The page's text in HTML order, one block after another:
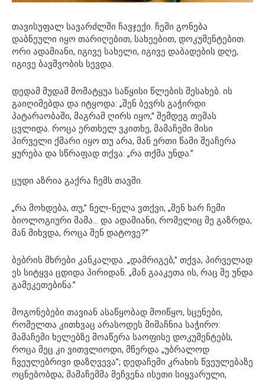
თავისუფალ სავარძლში ჩავჯექი. ჩემი გონება
დაბნეული იყო თარიღებით, სახეებით, დოკუმენტებით.
ორი ადამიანი, იგივე სახელი, იგივე დაბადების დღე,
იგივე ბავშვობის სევდა.
დედამ მუდამ მომატყუა საწყისი წლების შესახებ. ის
გაიღიმებდა და იტყოდა: „შენ ბევრს გაჭირდი
პატარაობაში, მაგრამ ღირს იყო,” შემდეგ თემას
ცვლიდა. როცა ერთხელ ვკითხე, მამაჩემი მისი
პირველი ქმარი იყო თუ არა, მან ერთი წამი შეაჩერა
ყურება და სწრაფად თქვა: „რა თქმა უნდა.”
ცუდი აზრია გაქრა ჩემს თავში.
„რა მოხდება, თუ,” ნელ-ნელა ვთქვი, „შენ ხარ ჩემი
ბიოლოგიური მამა… და ადამიანი, რომელიც მე გაზრდა,
მან მიხვდა, როცა შენ დატოვე?”
ბებრის მხრები კანკალდა. „დამრიგებ,” თქვა, პირველად
ეს სიტყვა ცდიდა პირიდან. „მან გააკეთა ის, რაც მე უნდა
გამეკეთებინა.”
მოგონებები თავიან ასაწყობად მოიწყო, სცენები,
რომელთა კითხვაც არასოდეს მიმაჩნია საჭირო:
მამაჩემი ხელებზე მოაწერა საოფისე დოკუმენტებს,
როცა მეც კი ვითვლიოდი, მწერდა „უბრალოდ
ჩვეულებრივი დაზღვევა”; დედაჩემი კრახის წვეულებაზე
ოცნებობდა; მამაჩემმა მეჩვენა ისეთი სიყვარული,